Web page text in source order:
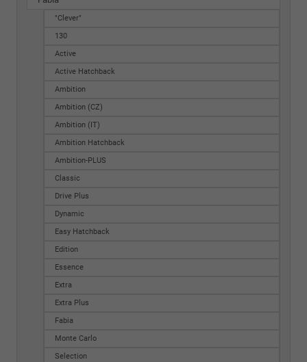
"Clever"
130
Active
Active Hatchback
Ambition
Ambition (CZ)
Ambition (IT)
Ambition Hatchback
Ambition-PLUS
Classic
Drive Plus
Dynamic
Easy Hatchback
Edition
Essence
Extra
Extra Plus
Fabia
Monte Carlo
Selection